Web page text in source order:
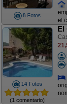
8 Fotos
el
14 Fotos
(1 comentario)
El